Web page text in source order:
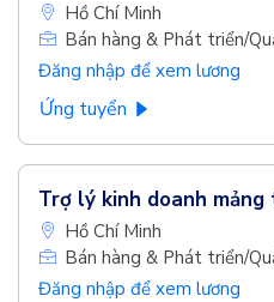
Hồ Chí Minh
Bán hàng & Phát triển/
Đăng nhập để xem lương
Ứng tuyển
Trợ lý kinh doanh
Hồ Chí Minh
Bán hàng & Phát triển/
Đăng nhập để xem lương